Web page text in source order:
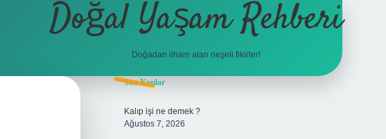
Doğal Yaşam Rehberi
Doğadan ilham alan neşeli fikirler!
Sidebar
Son Yazılar
Kalıp işi ne demek ?
Ağustos 7, 2026